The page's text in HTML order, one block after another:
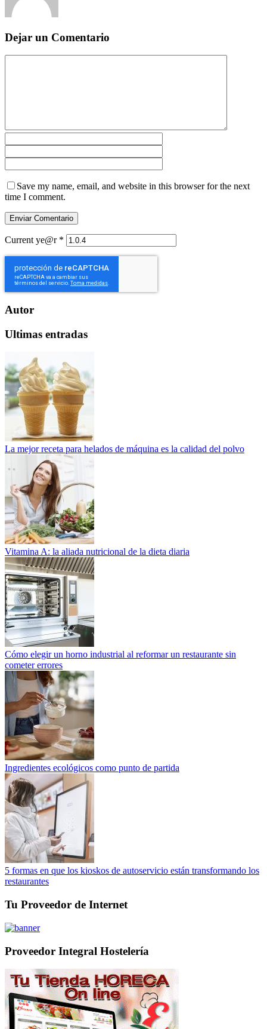
Dejar un Comentario
Save my name, email, and website in this browser for the next
time I comment.
Current ye@r *
Autor
Ultimas entradas
La mejor receta para helados de máquina es la calidad del polvo
Vitamina A: la aliada nutricional de la dieta diaria
Cómo elegir un horno industrial al reformar un restaurante sin
cometer errores
Ingredientes ecológicos como punto de partida
5 formas en que los kioskos de autoservicio están transformando los
restaurantes
Tu Proveedor de Internet
Proveedor Integral Hostelería